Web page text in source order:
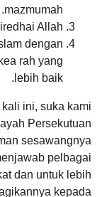
mazmumah.
Allah.
dengan
rah yang
lebih baik.
ini, suka kami
Persekutuan
sesawangnya
pelbagai
dan untuk lebih
kepada